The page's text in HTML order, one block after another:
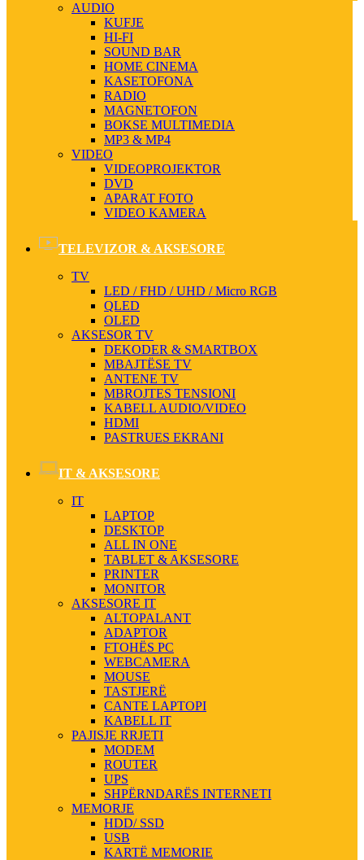
AUDIO
KUFJE
HI-FI
SOUND BAR
HOME CINEMA
KASETOFONA
RADIO
MAGNETOFON
BOKSE MULTIMEDIA
MP3 & MP4
VIDEO
VIDEOPROJEKTOR
DVD
APARAT FOTO
VIDEO KAMERA
TELEVIZOR & AKSESORE
TV
LED / FHD / UHD / Micro RGB
QLED
OLED
AKSESOR TV
DEKODER & SMARTBOX
MBAJTËSE TV
ANTENE TV
MBROJTES TENSIONI
KABELL AUDIO/VIDEO
HDMI
PASTRUES EKRANI
IT & AKSESORE
IT
LAPTOP
DESKTOP
ALL IN ONE
TABLET & AKSESORE
PRINTER
MONITOR
AKSESORE IT
ALTOPALANT
ADAPTOR
FTOHËS PC
WEBCAMERA
MOUSE
TASTJERË
CANTE LAPTOPI
KABELL IT
PAJISJE RRJETI
MODEM
ROUTER
UPS
SHPËRNDARËS INTERNETI
MEMORJE
HDD/ SSD
USB
KARTË MEMORIE